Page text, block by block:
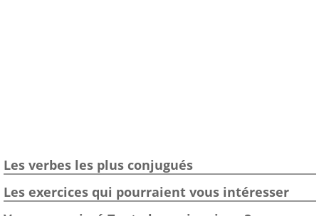
Les verbes les plus conjugués
Les exercices qui pourraient vous intéresser